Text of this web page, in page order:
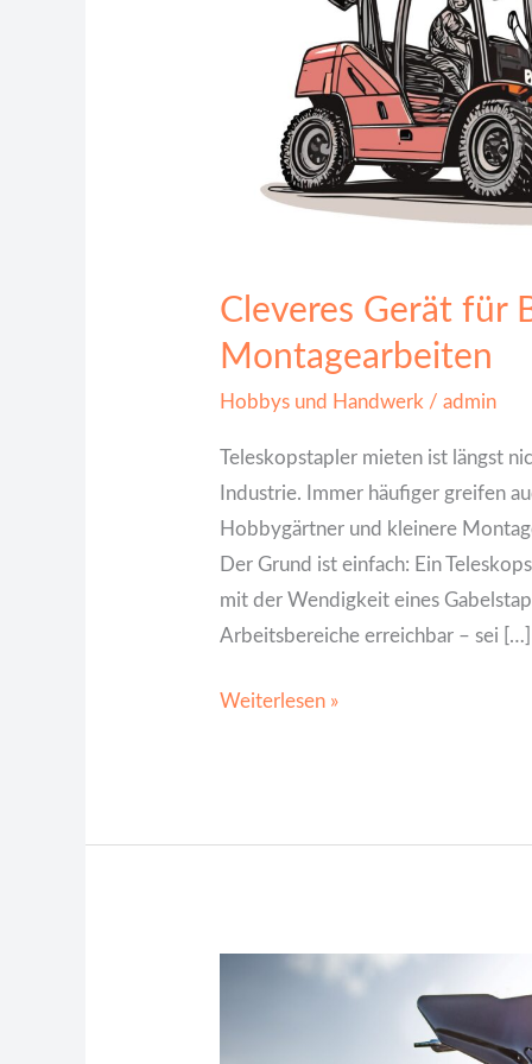
Cleveres Gerät für
Montagearbeiten
Hobbys und Handwerk /admin
Teleskopstapler mieten ist längst
Industrie. Immer häufiger greifen
Hobbygärtner und kleinere
Der Grund ist einfach: Ein
mit der Wendigkeit eines
Arbeitsbereiche erreichbar – sei […]
Weiterlesen »